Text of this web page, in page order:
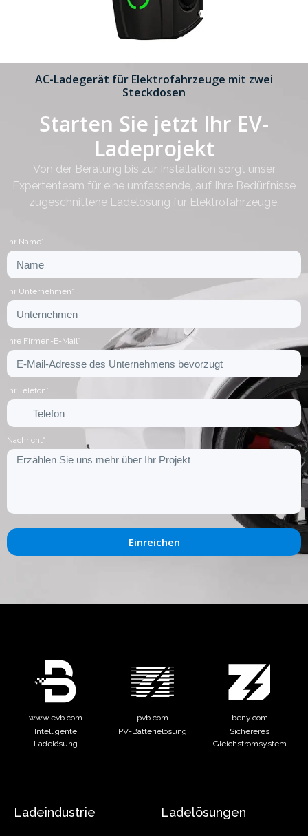
AC-Ladegerät für Elektrofahrzeuge mit zwei
Steckdosen
Starten Sie jetzt Ihr EV-
Ladeprojekt
Von der Beratung bis zur Installation sorgt unser
Expertenteam für eine umfassende, auf Ihre Bedürfnisse
zugeschnittene Ladelösung für Elektrofahrzeuge.
Ihr Name*
Ihr Unternehmen*
Ihre Firmen-E-Mail*
Ihr Telefon*
Nachricht*
Einreichen
www.evb.com
Intelligente
Ladelösung
pvb.com
PV-Batterielösung
beny.com
Sichereres
Gleichstromsystem
Ladeindustrie Ladelösungen